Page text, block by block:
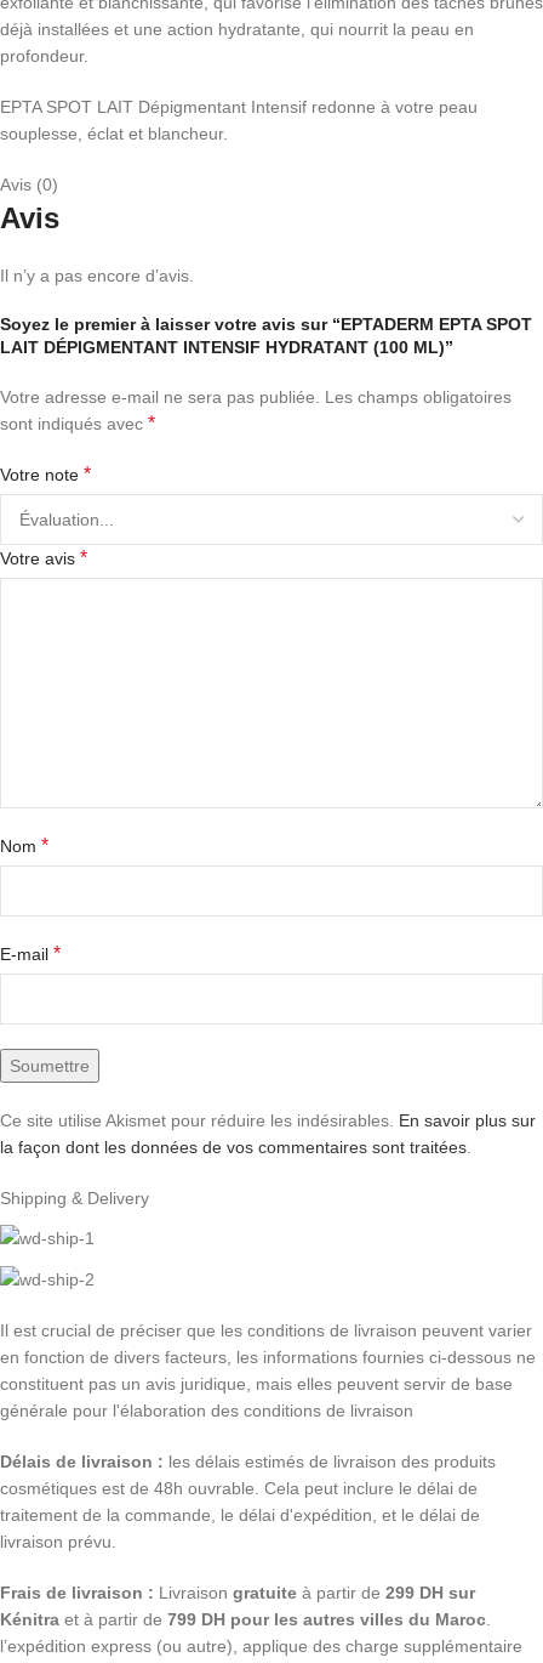
déjà installées et une action hydratante, qui nourrit la peau en
profondeur.
EPTA SPOT LAIT Dépigmentant Intensif redonne à votre peau
souplesse, éclat et blancheur.
Avis (0)
Avis
Il n’y a pas encore d’avis.
Soyez le premier à laisser votre avis sur “EPTADERM EPTA SPOT
LAIT DÉPIGMENTANT INTENSIF HYDRATANT (100 ML)”
Votre adresse e-mail ne sera pas publiée.
Les champs obligatoires
sont indiqués avec *
Votre note *
Votre avis *
Nom *
E-mail *
Ce site utilise Akismet pour réduire les indésirables. En savoir plus sur
la façon dont les données de vos commentaires sont traitées
Shipping & Delivery
Il est crucial de préciser que les conditions de livraison peuvent varier
en fonction de divers facteurs, les informations fournies ci-dessous ne
constituent pas un avis juridique, mais elles peuvent servir de base
générale pour l'élaboration des conditions de livraison
Délais de livraison : les délais estimés de livraison des produits
cosmétiques est de 48h ouvrable. Cela peut inclure le délai de
traitement de la commande, le délai d'expédition, et le délai de
livraison prévu.
Frais de livraison : Livraison gratuite à partir de 299 DH sur
Kénitra et à partir de 799 DH pour les autres villes du Maroc
l’expédition express (ou autre), applique des charge supplémentaire